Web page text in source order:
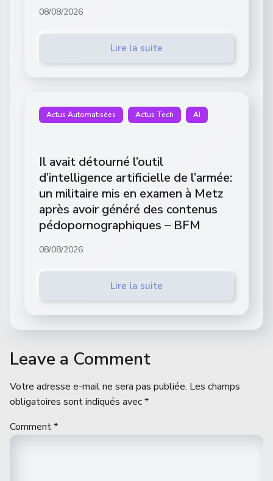
08/08/2026
Lire la suite
Actus Automatisées Actus Tech AI
Il avait détourné l’outil
d’intelligence artificielle de l’armée:
un militaire mis en examen à Metz
après avoir généré des contenus
pédopornographiques – BFM
08/08/2026
Lire la suite
Leave a Comment
Votre adresse e-mail ne sera pas publiée. Les champs
obligatoires sont indiqués avec*
Comment*